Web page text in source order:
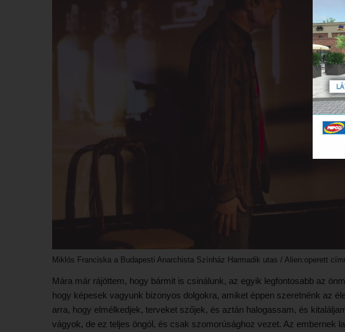
Miklós Franciska a Budapesti Anarchista Színház Harmadik utas / Alien:operett
Mára már rájöttem, hogy bármit is csinálunk, az egyik legfontosabb az
hogy képesek vagyunk bizonyos dolgokra, amiket éppen szeretnénk az
arra, hogy elmélkedjek, terveket szőjek, és aztán halogassam, és
vágyok, de ez teljes öngól, és csak szomorúsághoz vezet. Az embernek